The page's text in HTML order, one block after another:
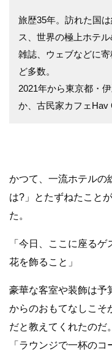
旅歴35年。訪れた国
ス、世界の極上ホテル
雑誌、ウェブなどに
ど多数。
2021年から東京都・
か、古民家カフェHav
かつて、一流ホテルの
は?」とたずねたこと
た。
「今日、ここに座る
花を飾ること」
豪華な客室や装飾は予
からのおもてなしこそ
だと教えてくれたのだ
「ラウンジで一杯の